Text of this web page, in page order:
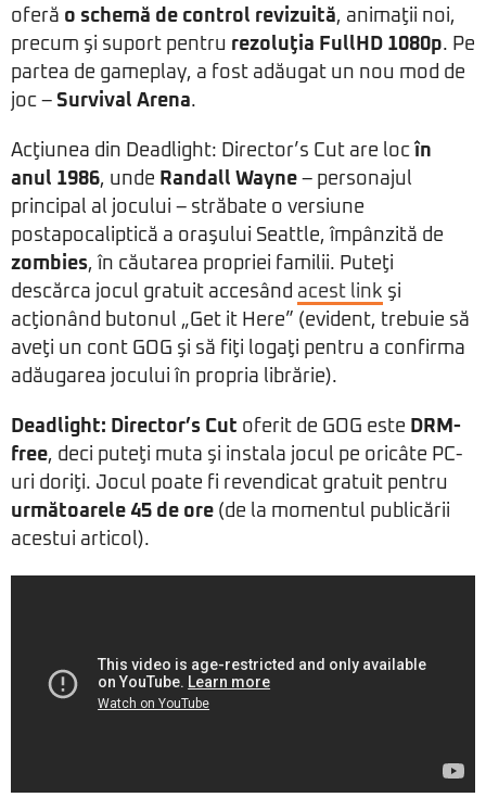
oferă o schemă de control revizuită, animaţii noi,
precum şi suport pentru rezoluţia FullHD 1080p. Pe
partea de gameplay, a fost adăugat un nou mod de
joc – Survival Arena.
Acţiunea din Deadlight: Director’s Cut are loc în
anul 1986, unde Randall Wayne – personajul
principal al jocului – străbate o versiune
postapocaliptică a oraşului Seattle, împânzită de
zombies, în căutarea propriei familii. Puteţi
descărca jocul gratuit accesând acest link şi
acţionând butonul „Get it Here” (evident, trebuie să
aveţi un cont GOG şi să fiţi logaţi pentru a confirma
adăugarea jocului în propria librărie).
Deadlight: Director’s Cut oferit de GOG este DRM-
free, deci puteţi muta şi instala jocul pe oricâte PC-
uri doriţi. Jocul poate fi revendicat gratuit pentru
următoarele 45 de ore (de la momentul publicării
acestui articol).